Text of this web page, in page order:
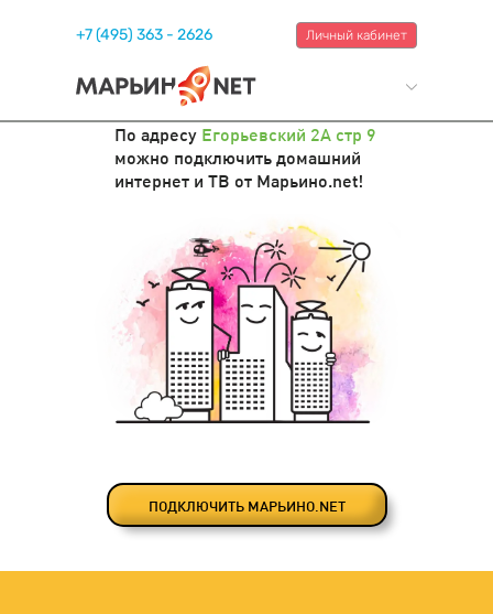
+7 (495) 363 - 2626 Личный кабинет
По адресу Егорьевский 2А стр 9
можно подключить домашний
интернет и ТВ от Марьино.net!
ПОДКЛЮЧИТЬ МАРЬИНО.NET